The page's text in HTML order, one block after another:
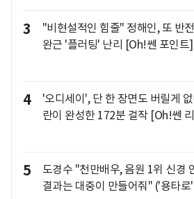
3
"비현설적인 힘줄" 정해인, 또 반
완근 '플러팅' 난리 [Oh!쎈 포인트]
4
'오디세이', 단 한 장면도 버릴게
란이 완성한 172분 걸작 [Oh!쎈
5
도경수 "천만배우, 음원 1위 신경
결과는 대중이 만들어줘" ('용타로